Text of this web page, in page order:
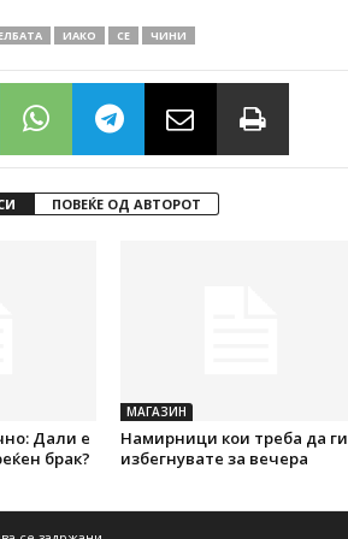
ИАКО СЕ ЧИНИ
ПОВЕЌЕ ОД АВТОРОТ
Дали е
брак?
МАГАЗИН
Намирници кои треба да ги
избегнувате за вечера